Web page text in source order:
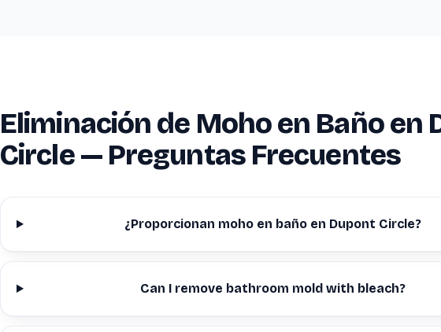
Eliminación de Moho en Baño en
Circle — Preguntas Frecuentes
¿Proporcionan moho en baño en Dupont Circle?
Can I remove bathroom mold with bleach?